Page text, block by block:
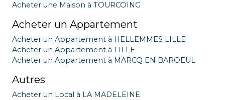
Acheter une Maison à TOURCOING
Acheter un Appartement
Acheter un Appartement à HELLEMMES LILLE
Acheter un Appartement à LILLE
Acheter un Appartement à MARCQ EN BAROEUL
Autres
Acheter un Local à LA MADELEINE